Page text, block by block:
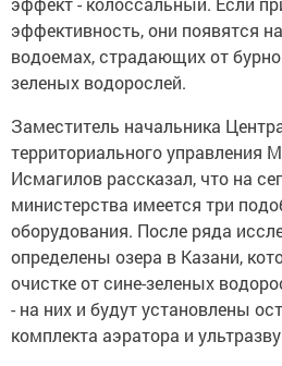
эффективность, они появятся
водоемах, страдающих от
зеленых водорослей.
Заместитель начальника
территориального управления
Исмагилов рассказал, что на
министерства имеется три
оборудования. После ряда
определены озера в Казани,
очистке от сине-зеленых
- на них и будут установлены
комплекта аэратора и